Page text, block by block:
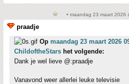
• maandag 23 maart 2026
praadje
Op maandag 23 maart 2026
ChildoftheStars het volgende:
Dank je wel lieve @:praadje
Vanavond weer allerlei leuke televisie